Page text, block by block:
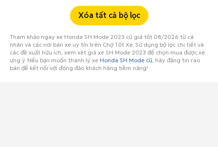
Xóa tất cả bộ lọc
Tham khảo ngay xe Honda SH Mode 2023 cũ giá tốt 08/2026 từ cá
nhân và các nơi bán xe uy tín trên Chợ Tốt Xe. Sử dụng bộ lọc chi tiết và
các đề xuất hữu ích, xem xét giá xe SH Mode 2023 để chọn mua được xe
ưng ý. Nếu bạn muốn thanh lý xe Honda SH Mode cũ, hãy đăng tin rao
bán để kết nối với đông đảo khách hàng tiềm năng!